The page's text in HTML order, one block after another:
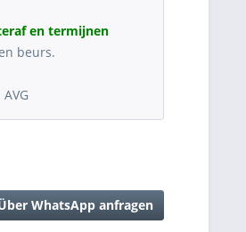
en termijnen
beurs.
WhatsApp anfragen